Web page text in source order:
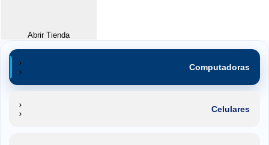
Abrir Tienda
Computadoras
Celulares